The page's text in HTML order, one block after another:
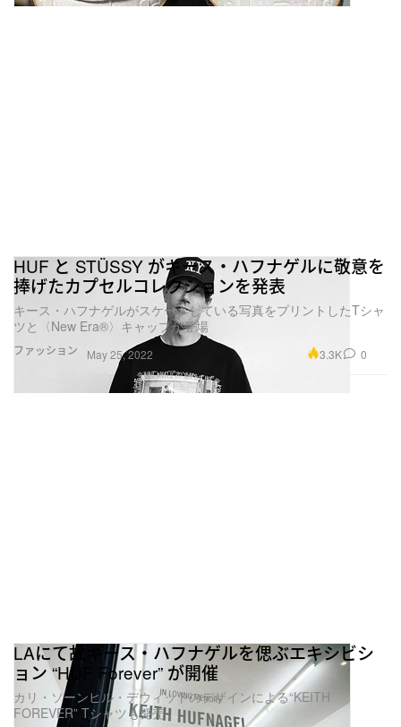
ファッション
HUF と STÜSSY がキース・ハフナゲルに敬意を
捧げたカプセルコレクションを発表
キース・ハフナゲルがスケートしている写真をプリントしたTシャ
ツと〈New Era®︎〉キャップが登場
May 25, 2022 3.3K 0
LAにて故キース・ハフナゲルを偲ぶエキシビシ
ョン “HUF Forever” が開催
カリ・ソーンヒル・デウィットのデザインによる“KEITH
FOREVER” Tシャツも発売